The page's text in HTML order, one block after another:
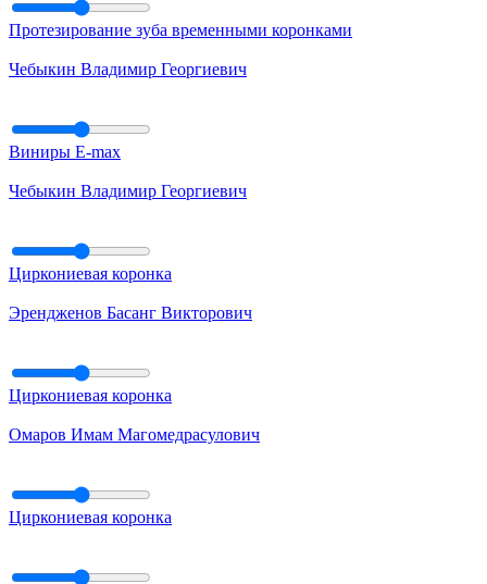
Протезирование зуба временными коронками
Чебыкин Владимир Георгиевич
Виниры E-max
Чебыкин Владимир Георгиевич
Циркониевая коронка
Эрендженов Басанг Викторович
Циркониевая коронка
Омаров Имам Магомедрасулович
Циркониевая коронка